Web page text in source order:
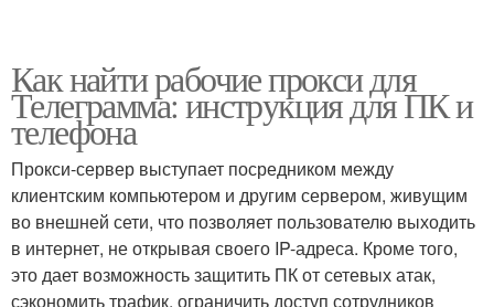
Как найти рабочие прокси для
Телеграмма: инструкция для ПК и
телефона
Прокси-сервер выступает посредником между
клиентским компьютером и другим сервером, живущим
во внешней сети, что позволяет пользователю выходить
в интернет, не открывая своего IP-адреса. Кроме того,
это дает возможность защитить ПК от сетевых атак,
сэкономить трафик, ограничить доступ сотрудников